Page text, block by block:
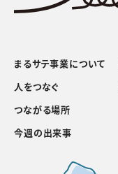
まるサテ事業について
人をつなぐ
つながる場所
今週の出来事